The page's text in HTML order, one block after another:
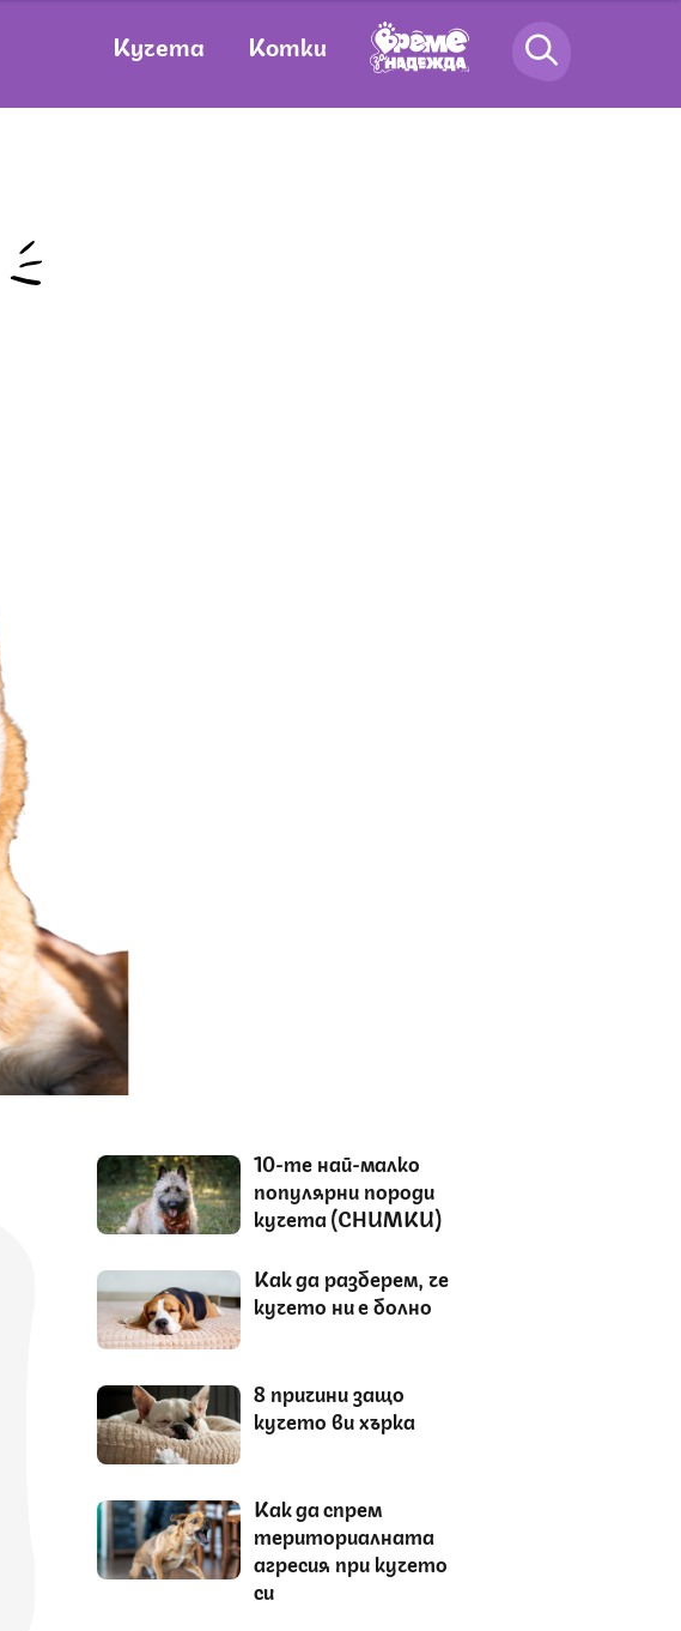
Кучета Котки
10-те най-малко
популярни породи
кучета (СНИМКИ)
Как да разберем, че
кучето ни е болно
8 причини защо
кучето ви хърка
Как да спрем
териториалната
агресия при кучето
си